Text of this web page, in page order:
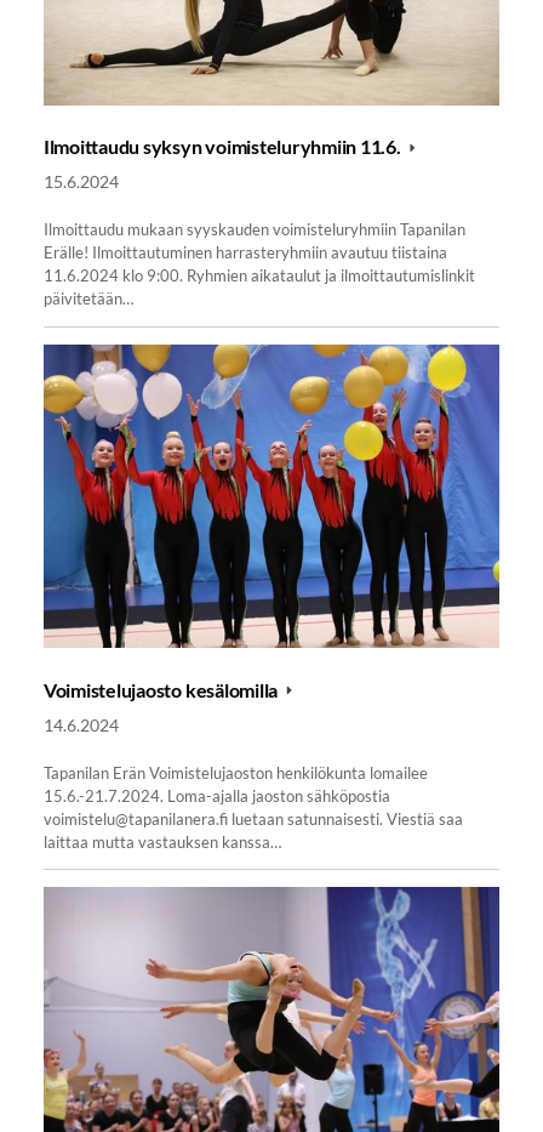
Ilmoittaudu syksyn voimisteluryhmiin 11.6.
15.6.2024
Ilmoittaudu mukaan syyskauden voimisteluryhmiin Tapanilan
Erälle! Ilmoittautuminen harrasteryhmiin avautuu tiistaina
11.6.2024 klo 9:00. Ryhmien aikataulut ja ilmoittautumislinkit
päivitetään…
Voimistelujaosto kesälomilla
14.6.2024
Tapanilan Erän Voimistelujaoston henkilökunta lomailee
15.6.-21.7.2024. Loma-ajalla jaoston sähköpostia
voimistelu@tapanilanera.fi luetaan satunnaisesti. Viestiä saa
laittaa mutta vastauksen kanssa…